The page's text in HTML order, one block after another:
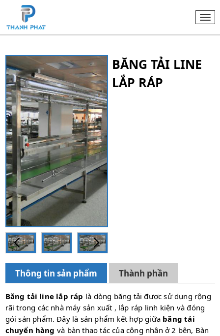
BĂNG TẢI LINE
LẮP RÁP
Thông tin sản phẩm Thành phần
Băng tải line lắp ráp là dòng băng tải được sử dụng rộng
rãi trong các nhà máy sản xuất , lắp ráp linh kiện và đóng
gói sản phẩm. Đây là sản phẩm kết hợp giữa băng tải
chuyển hàng và bàn thao tác của công nhân ở 2 bên, Bàn